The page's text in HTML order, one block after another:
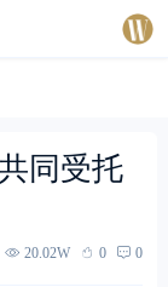
同受托
20.02W 0 0